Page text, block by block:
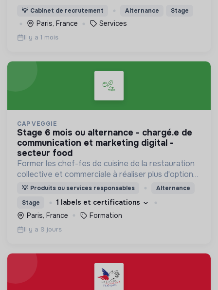
général
💡 Cabinet de recrutement Alternance Stage
Paris, France Services
Il y a 1 mois
CAP VEGGIE
stage 6 mois ou alternance - chargé.e de
communication et marketing digital -
secteur food
Former les chef-fes de cuisine de la restauration
collective et commerciale à réaliser plus d'options
végétariennes et végan.
💡 Produits ou services responsables
Alternance
Stage
1 labels et certifications
Paris, France
Formation
Il y a 9 jours